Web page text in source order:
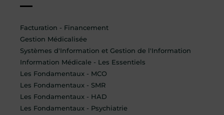
Facturation - Financement
Gestion Médicalisée
Systèmes d'Information et Gestion de l'Information
Information Médicale - Les Essentiels
Les Fondamentaux - MCO
Les Fondamentaux - SMR
Les Fondamentaux - HAD
Les Fondamentaux - Psychiatrie